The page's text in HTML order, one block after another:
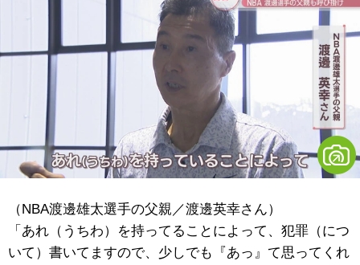
（NBA渡邊雄太選手の父親／渡邊英幸さん）
「あれ（うちわ）を持ってることによって、犯罪（につ
いて）書いてますので、少しでも『あっ』て思ってくれ